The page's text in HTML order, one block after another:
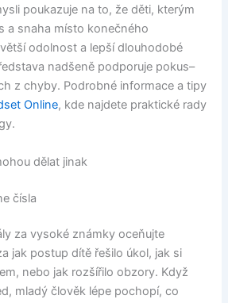
poukazuje na to, že děti, kterým
a snaha místo konečného
odolnost a lepší dlouhodobé
nadšeně podporuje pokus–
z chyby. Podrobné informace a tipy
Online, kde najdete praktické rady
dělat jinak
čísla
za vysoké známky oceňujte
jak postup dítě řešilo úkol, jak si
nebo jak rozšířilo obzory. Když
mladý člověk lépe pochopí, co